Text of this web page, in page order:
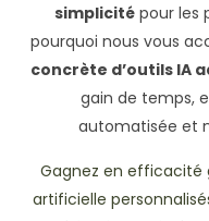
simplicité pour les
pourquoi nous vous
concrète d’outils IA
gain de temps,
automatisée et
Gagnez en efficacité
artificielle